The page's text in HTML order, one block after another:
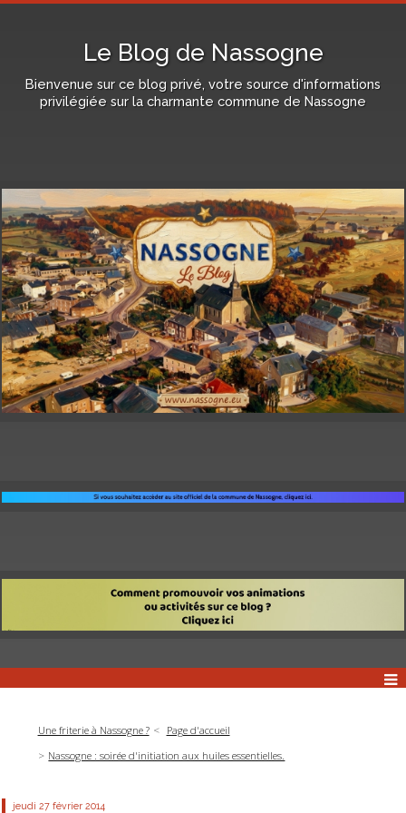
Le Blog de Nassogne
Bienvenue sur ce blog privé, votre source d'informations
privilégiée sur la charmante commune de Nassogne
Une friterie à Nassogne ?
Page d'accueil
Nassogne : soirée d'initiation aux huiles essentielles.
jeudi 27 février 2014